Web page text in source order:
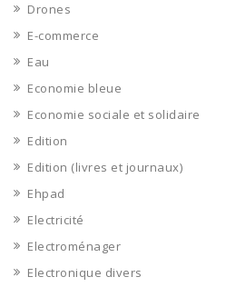
Drones
E-commerce
Eau
Economie bleue
Economie sociale et solidaire
Edition
Edition (livres et journaux)
Ehpad
Electricité
Electroménager
Electronique divers